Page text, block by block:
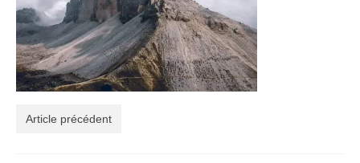
Formation Passerelle
Calendrier de Formation : Lancez votre année
vers la réussite !
Formation Continue de taxi : Une Obligation à
Respecter !
Article précédent